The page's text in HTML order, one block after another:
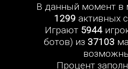
В данный момент в
1299 активных
Играют 5944
ботов) из 37103
Процент